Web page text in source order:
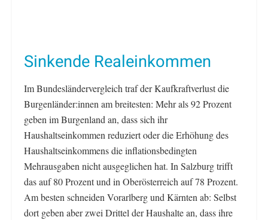
Sinkende Realeinkommen
Im Bundesländervergleich traf der Kaufkraftverlust die
Burgenländer:innen am breitesten: Mehr als 92 Prozent
geben im Burgenland an, dass sich ihr
Haushaltseinkommen reduziert oder die Erhöhung des
Haushaltseinkommens die inflationsbedingten
Mehrausgaben nicht ausgeglichen hat. In Salzburg trifft
das auf 80 Prozent und in Oberösterreich auf 78 Prozent.
Am besten schneiden Vorarlberg und Kärnten ab: Selbst
dort geben aber zwei Drittel der Haushalte an, dass ihre